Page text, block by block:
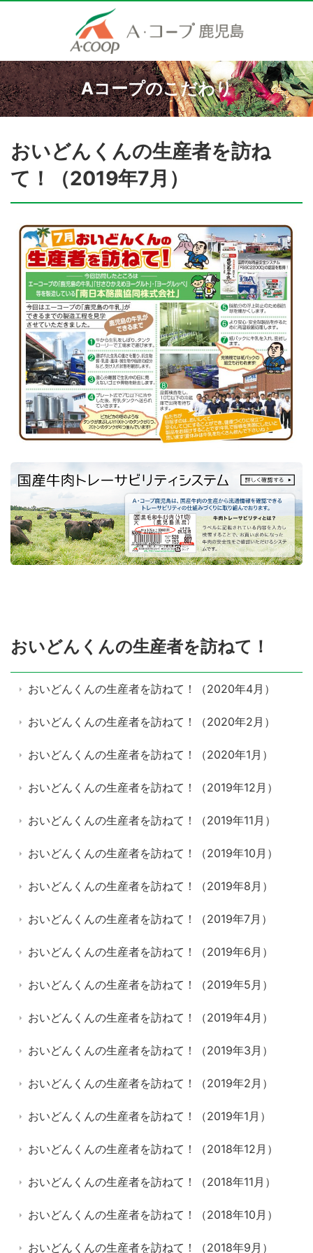
Aコープのこだわり
おいどんくんの生産者を訪ね
て！（2019年7月）
おいどんくんの生産者を訪ねて！
おいどんくんの生産者を訪ねて！（2020年4月）
おいどんくんの生産者を訪ねて！（2020年2月）
おいどんくんの生産者を訪ねて！（2020年1月）
おいどんくんの生産者を訪ねて！（2019年12月）
おいどんくんの生産者を訪ねて！（2019年11月）
おいどんくんの生産者を訪ねて！（2019年10月）
おいどんくんの生産者を訪ねて！（2019年8月）
おいどんくんの生産者を訪ねて！（2019年7月）
おいどんくんの生産者を訪ねて！（2019年6月）
おいどんくんの生産者を訪ねて！（2019年5月）
おいどんくんの生産者を訪ねて！（2019年4月）
おいどんくんの生産者を訪ねて！（2019年3月）
おいどんくんの生産者を訪ねて！（2019年2月）
おいどんくんの生産者を訪ねて！（2019年1月）
おいどんくんの生産者を訪ねて！（2018年12月）
おいどんくんの生産者を訪ねて！（2018年11月）
おいどんくんの生産者を訪ねて！（2018年10月）
おいどんくんの生産者を訪ねて！（2018年9月）